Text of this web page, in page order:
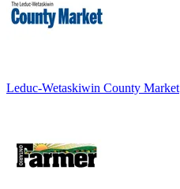
Leduc-Wetaskiwin County Market